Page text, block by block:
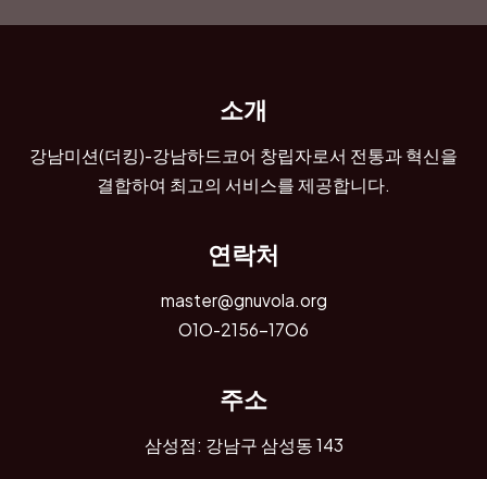
소개
강남미션(더킹)-강남하드코어 창립자로서 전통과 혁신을
결합하여 최고의 서비스를 제공합니다.
연락처
master@gnuvola.org
O1O-2156-17O6
주소
삼성점: 강남구 삼성동 143